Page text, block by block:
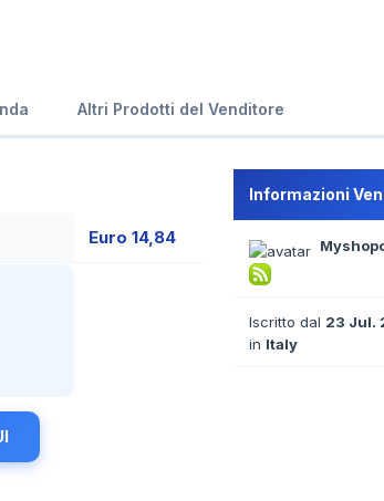
Altri Prodotti del Venditore
Euro 14,84
Informazioni
Iscritto dal 23 Jul.
in Italy